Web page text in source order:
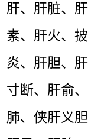
肝、肝脏、
素、肝火、
炎、肝胆、
寸断、肝俞
肺、侠肝义